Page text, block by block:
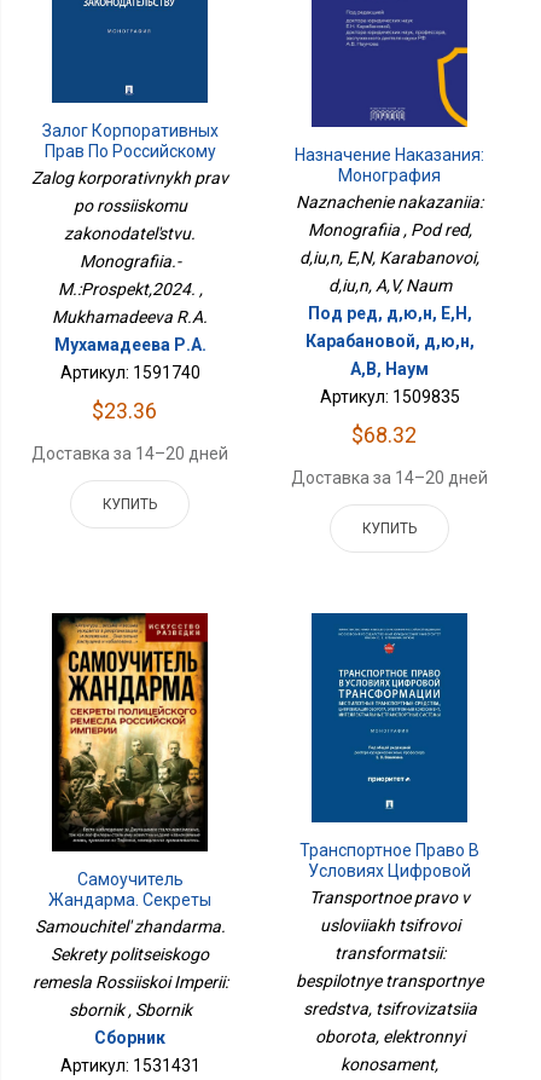
Залог Корпоративных
Прав По Российскому
Законодательству.
Монография.-
М.:Проспект,2024.
Zalog korporativnykh prav
po rossiiskomu
zakonodatel'stvu.
Monografiia.-
M.:Prospekt,2024. ,
Mukhamadeeva R.A.
Мухамадеева Р.А.
Артикул: 1591740
$23.36
Доставка за 14–20 дней
КУПИТЬ
Назначение Наказания:
Монография
Naznachenie nakazaniia:
Monografiia , Pod red,
d,iu,n, E,N, Karabanovoi,
d,iu,n, A,V, Naum
Под ред, д,ю,н, Е,Н,
Карабановой, д,ю,н,
А,В, Наум
Артикул: 1509835
$68.32
Доставка за 14–20 дней
КУПИТЬ
Самоучитель
Жандарма. Секреты
Полицейского Ремесла
Сборник
Samouchitel' zhandarma.
Sekrety politseiskogo
remesla Rossiiskoi Imperii:
sbornik , Sbornik
Сборник
Артикул: 1531431
Транспортное Право В
Условиях Цифровой
Трансформации:
Беспилотные
Транспортные Средства,
Цифровизация Оборота,
Электронный
Коносамент,
Интеллектуальны
Transportnoe pravo v
usloviiakh tsifrovoi
transformatsii:
bespilotnye transportnye
sredstva, tsifrovizatsiia
oborota, elektronnyi
konosament,